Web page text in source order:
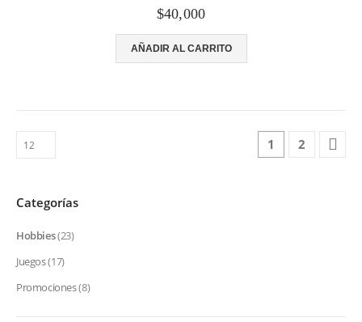
0out of 5
$40,000
AÑADIR AL CARRITO
1 2
Categorías
Hobbies(23)
Juegos(17)
Promociones(8)